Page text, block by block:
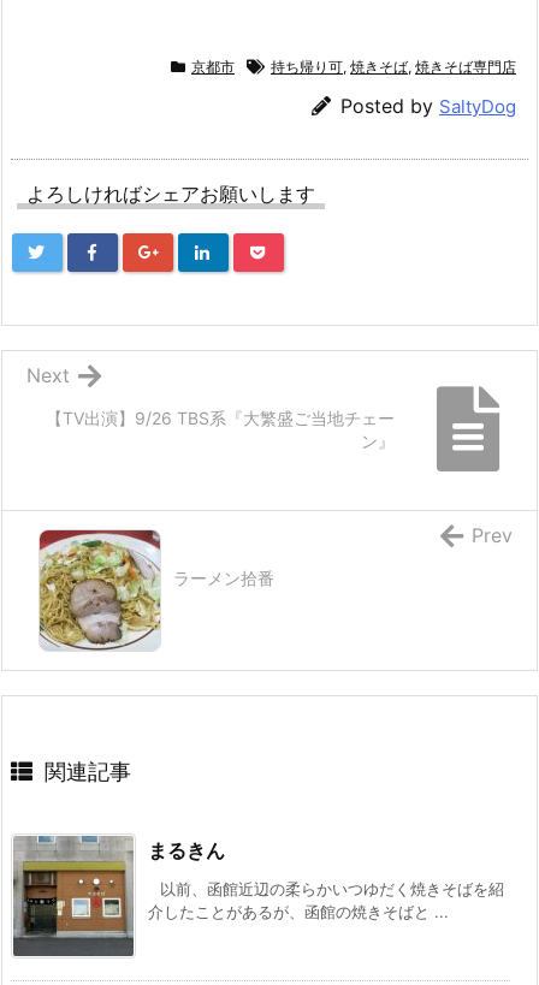
京都市 持ち帰り可, 焼きそば, 焼きそば専門店
Posted by SaltyDog
よろしければシェアお願いします
【TV出演】9/26 TBS系『大繁盛ご当地チェー
ン』
Next
ラーメン拾番
Prev
関連記事
まるきん
以前、函館近辺の柔らかいつゆだく焼きそばを紹
介したことがあるが、函館の焼きそばと ...